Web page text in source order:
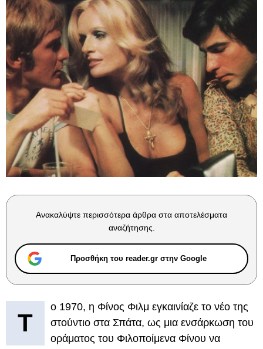
Ανακαλύψτε περισσότερα άρθρα στα αποτελέσματα
αναζήτησης.
Προσθήκη του reader.gr στην Google
Τ
ο 1970, η Φίνος Φιλμ εγκαινίαζε το νέο της
στούντιο στα Σπάτα, ως μια ενσάρκωση του
οράματος του Φιλοποίμενα Φίνου να